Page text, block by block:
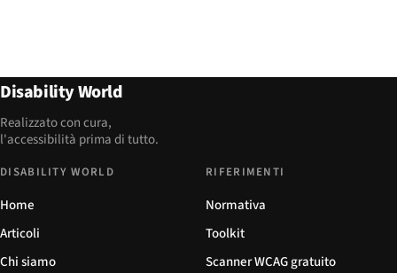
Disability World
Realizzato con cura,
l'accessibilità prima di tutto.
DISABILITY WORLD
Home
Articoli
Chi siamo
RIFERIMENTI
Normativa
Toolkit
Scanner WCAG gratuito